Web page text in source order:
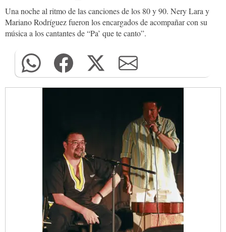
Una noche al ritmo de las canciones de los 80 y 90. Nery Lara y
Mariano Rodríguez fueron los encargados de acompañar con su
música a los cantantes de “Pa’ que te canto”.